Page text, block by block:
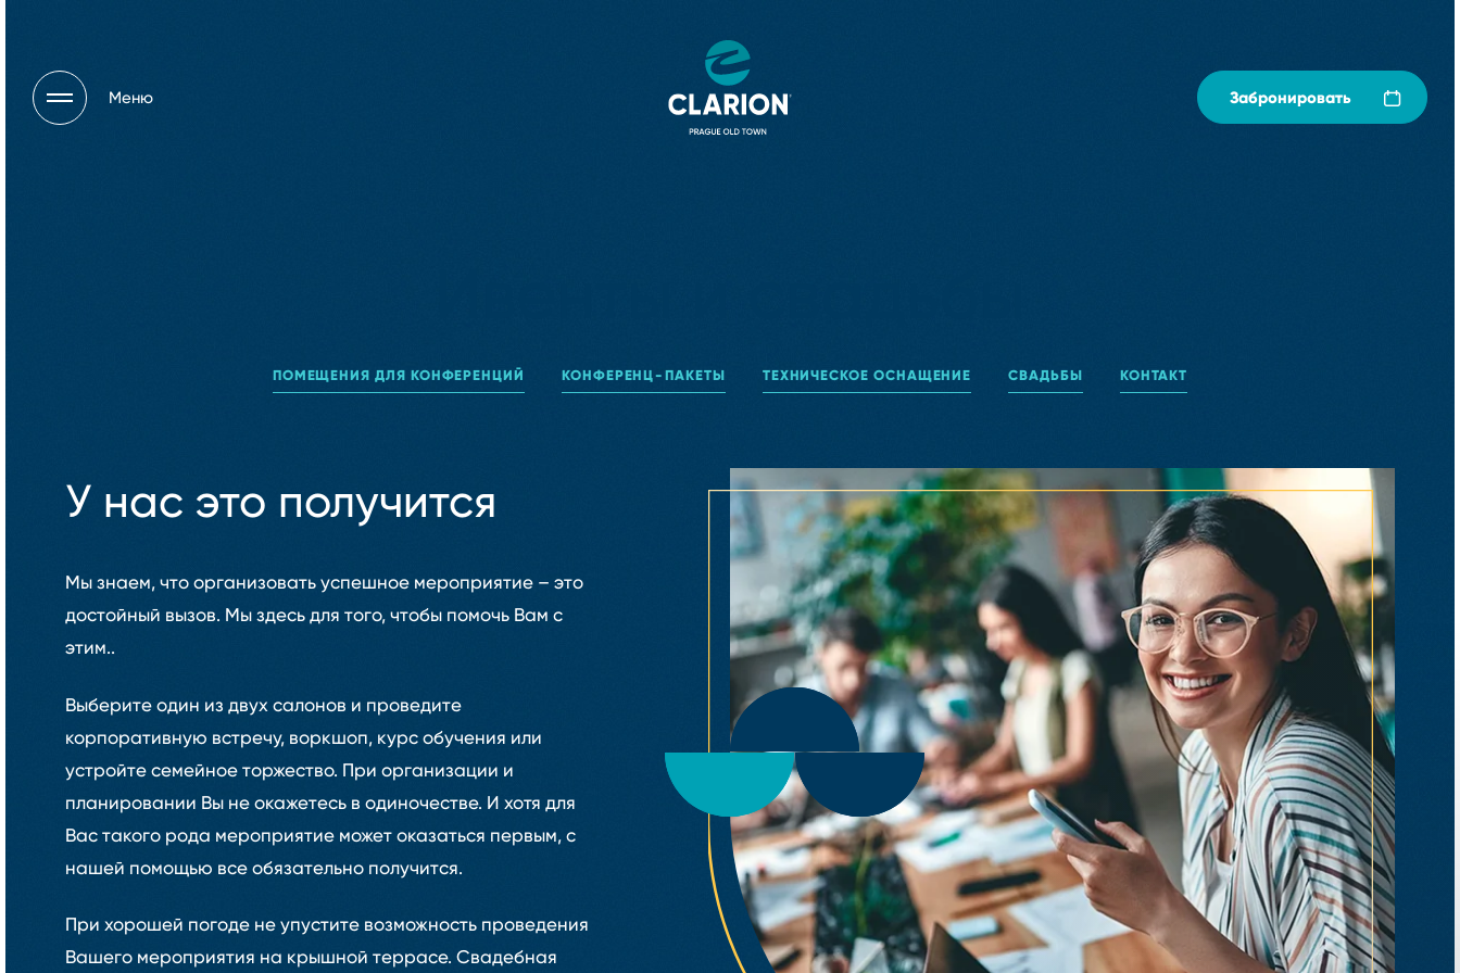
Меню Забронировать
ПОМЕЩЕНИЯ ДЛЯ КОНФЕРЕНЦИЙ КОНФЕРЕНЦ⁠-⁠ПАКЕТЫ ТЕХНИЧЕСКОЕ ОСНАЩЕНИЕ СВАДЬБЫ КОНТАКТ
У нас это получится
Мы знаем, что организовать успешное мероприятие – это
достойный вызов. Мы здесь для того, чтобы помочь Вам с
этим..
Выберите один из двух салонов и проведите
корпоративную встречу, воркшоп, курс обучения или
устройте семейное торжество. При организации и
планировании Вы не окажетесь в одиночестве. И хотя для
Вас такого рода мероприятие может оказаться первым, с
нашей помощью все обязательно получится.
При хорошей погоде не упустите возможность проведения
Вашего мероприятия на крышной террасе. Свадебная